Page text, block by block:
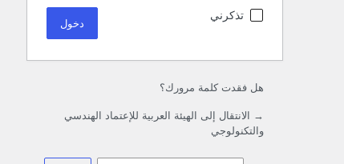
تذكرني
هل فقدت كلمة مرورك؟
→ الانتقال إلى الهيئة العربية للإعتماد الهندسي
والتكنولوجي